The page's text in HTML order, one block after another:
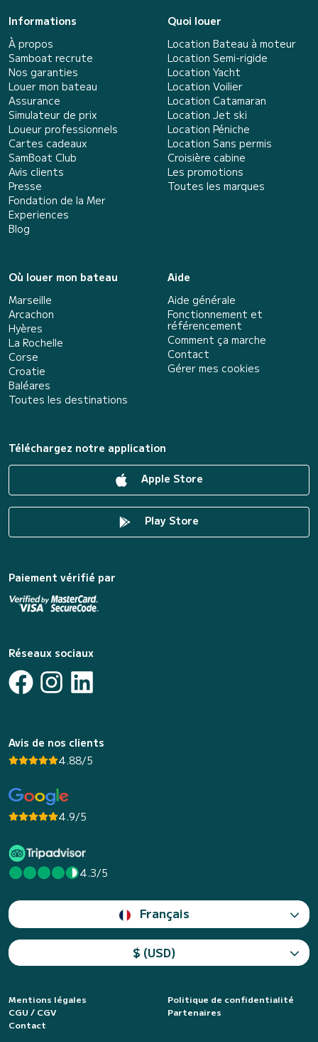
Informations
À propos
Samboat recrute
Nos garanties
Louer mon bateau
Assurance
Simulateur de prix
Loueur professionnels
Cartes cadeaux
SamBoat Club
Avis clients
Presse
Fondation de la Mer
Experiences
Blog
Quoi louer
Location Bateau à moteur
Location Semi-rigide
Location Yacht
Location Voilier
Location Catamaran
Location Jet ski
Location Péniche
Location Sans permis
Croisière cabine
Les promotions
Toutes les marques
Où louer mon bateau
Marseille
Arcachon
Hyères
La Rochelle
Corse
Croatie
Baléares
Toutes les destinations
Aide
Aide générale
Fonctionnement et
référencement
Comment ça marche
Contact
Gérer mes cookies
Téléchargez notre application
Apple Store
Play Store
Paiement vérifié par
Réseaux sociaux
Avis de nos clients
4.88/5
4.9/5
4.3/5
Français
$ (USD)
Mentions légales
Politique de confidentialité
CGU / CGV
Partenaires
Contact